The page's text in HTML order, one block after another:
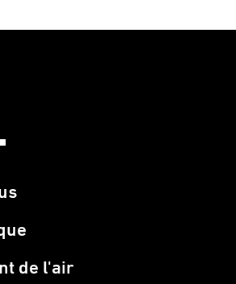
de l'air